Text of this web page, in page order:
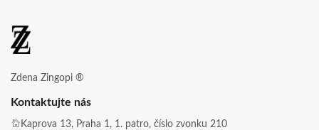
Zdena Zingopi ®
Kontaktujte nás
Kaprova 13, Praha 1, 1. patro, číslo zvonku 210